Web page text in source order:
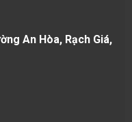
An Hòa, Rạch Giá,